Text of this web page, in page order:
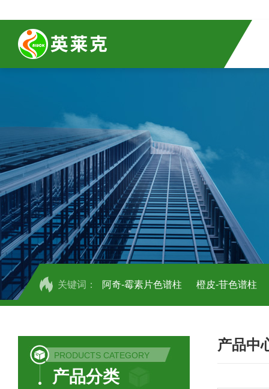
关键词： 阿奇-霉素片色谱柱 橙皮-苷色谱柱
COSMOSIL 1.8PBr五溴苯基色谱柱
菟丝子 柠檬黄色谱柱
PRODUCTS CATEGORY
产品分类
产品中